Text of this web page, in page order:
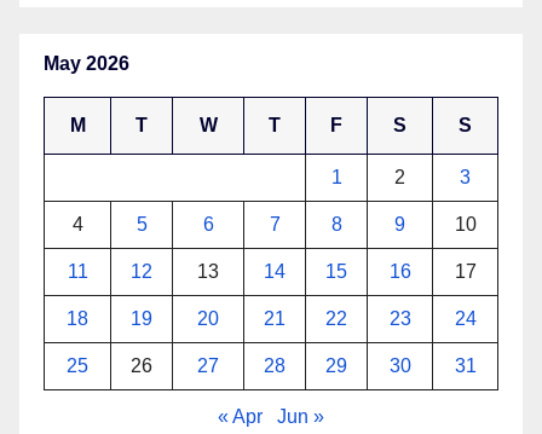
May 2026
M T W T F S S
1 2 3
4 5 6 7 8 9 10
11 12 13 14 15 16 17
18 19 20 21 22 23 24
25 26 27 28 29 30 31
« Apr Jun »